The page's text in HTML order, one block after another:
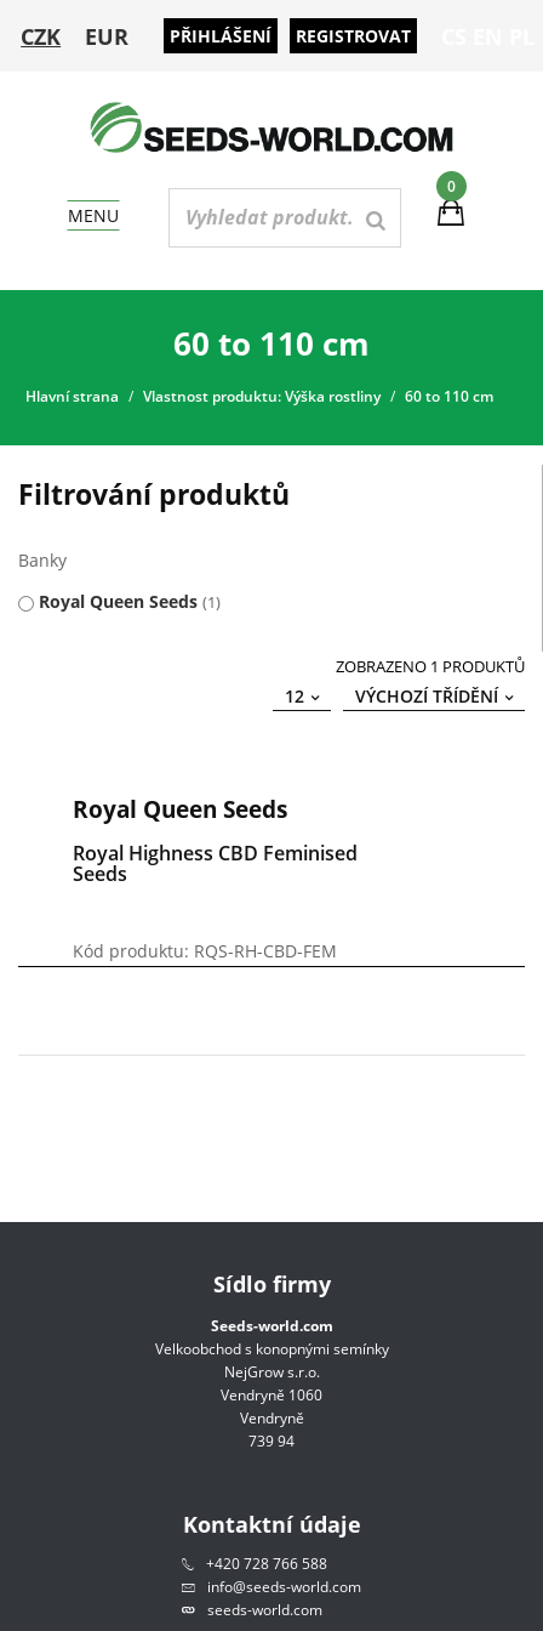
CZK EUR PŘIHLÁŠENÍ REGISTROVAT
0
MENU
60 to 110 cm
Hlavní strana Vlastnost produktu: Výška rostliny 60 to 110 cm
Filtrování produktů
Banky
Royal Queen Seeds 1
ZOBRAZENO 1 PRODUKTŮ
VÝCHOZÍ TŘÍDĚNÍ
12
Royal Queen Seeds
Royal Highness CBD Feminised
Seeds
Kód produktu: RQS-RH-CBD-FEM
Sídlo firmy
Seeds-world.com
Velkoobchod s konopnými semínky
NejGrow s.r.o.
Vendryně 1060
Vendryně
739 94
Kontaktní údaje
+420 728 766 588
info@seeds-world.com
seeds-world.com